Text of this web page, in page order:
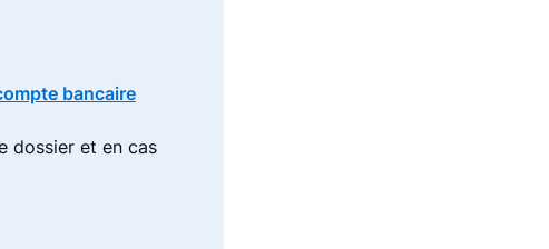
bancaire
dossier et en cas